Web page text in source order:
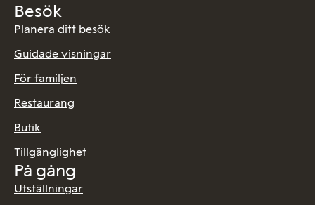
Besök
Planera ditt besök
Guidade visningar
För familjen
Restaurang
Butik
Tillgänglighet
På gång
Utställningar